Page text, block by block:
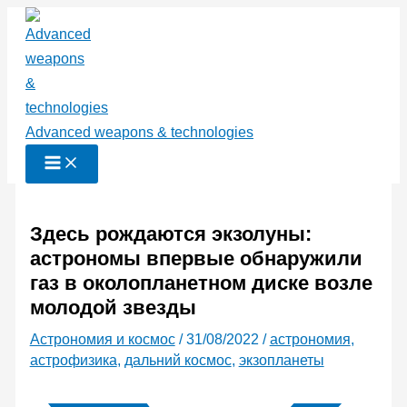
Перейти
содержимому
Advanced weapons & technologies
Здесь рождаются экзолуны:
астрономы впервые обнаружили
газ в околопланетном диске возле
молодой звезды
Астрономия и космос/31/08/2022 /астрономия,
астрофизика, дальний космос, экзопланеты